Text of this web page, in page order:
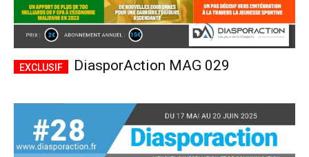
DiasporAction MAG 029